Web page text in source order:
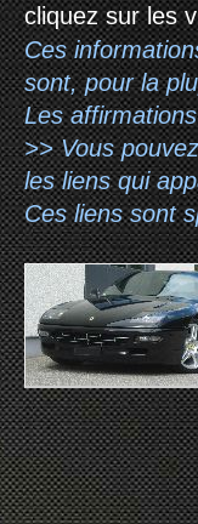
cliquez sur les
Ces
sont, pour la
Les
>> Vous
les liens qui
Ces liens sont